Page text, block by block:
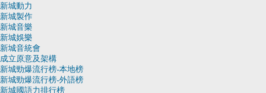
新城動力
新城製作
新城音樂
新城娛樂
新城音統會
成立原意及架構
新城勁爆流行榜-本地榜
新城勁爆流行榜-外語榜
新城國語力排行榜